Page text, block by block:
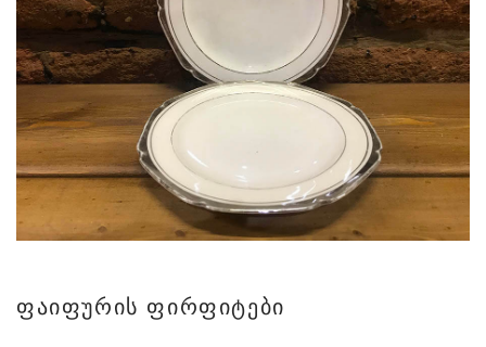
ფაიფურის ფირფიტები